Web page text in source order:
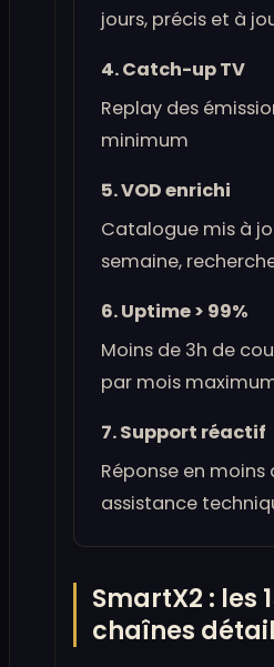
jours, précis et à
4. Catch-up TV
Replay des
minimum
5. VOD enrichi
Catalogue mis à
semaine,
6. Uptime > 99%
Moins de 3h de
par mois
7. Support réactif
Réponse en moins
assistance
SmartX2 : les
chaînes